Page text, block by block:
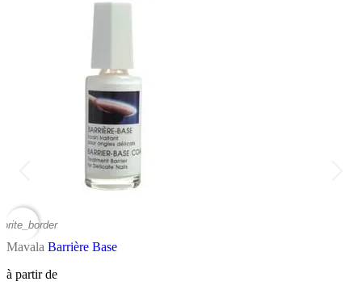
Mavala Barrière Base
à partir de